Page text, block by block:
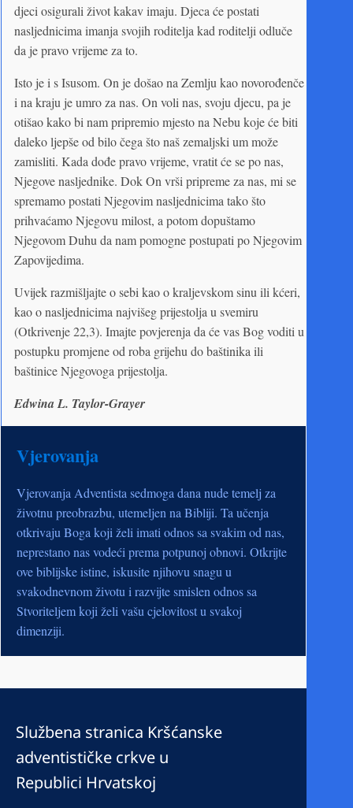
djeci osigurali život kakav imaju. Djeca će postati
nasljednicima imanja svojih roditelja kad roditelji odluče
da je pravo vrijeme za to.
Isto je i s Isusom. On je došao na Zemlju kao novorođenče
i na kraju je umro za nas. On voli nas, svoju djecu, pa je
otišao kako bi nam pripremio mjesto na Nebu koje će biti
daleko ljepše od bilo čega što naš zemaljski um može
zamisliti. Kada dođe pravo vrijeme, vratit će se po nas,
Njegove nasljednike. Dok On vrši pripreme za nas, mi se
spremamo postati Njegovim nasljednicima tako što
prihvaćamo Njegovu milost, a potom dopuštamo
Njegovom Duhu da nam pomogne postupati po Njegovim
Zapovijedima.
Uvijek razmišljajte o sebi kao o kraljevskom sinu ili kćeri,
kao o nasljednicima najvišeg prijestolja u svemiru
(Otkrivenje 22,3). Imajte povjerenja da će vas Bog voditi u
postupku promjene od roba grijehu do baštinika ili
baštinice Njegovoga prijestolja.
Edwina L. Taylor-Grayer
Vjerovanja
Vjerovanja Adventista sedmoga dana nude temelj za
životnu preobrazbu, utemeljen na Bibliji. Ta učenja
otkrivaju Boga koji želi imati odnos sa svakim od nas,
neprestano nas vodeći prema potpunoj obnovi. Otkrijte
ove biblijske istine, iskusite njihovu snagu u
svakodnevnom životu i razvijte smislen odnos sa
Stvoriteljem koji želi vašu cjelovitost u svakoj
dimenziji.
Službena stranica Kršćanske
adventističke crkve u
Republici Hrvatskoj